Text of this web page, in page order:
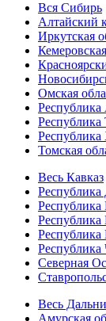
Вся Сибирь
Алтайский
Иркутская
Омская
Республика
Республика
Республика
Томская
Весь Кавказ
Республика
Республика
Республика
Республика
Северная
Весь
Амурская